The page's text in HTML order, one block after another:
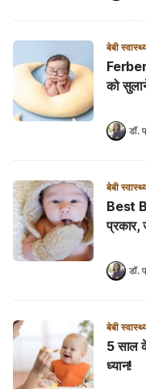
बेबी
को
डॉ.
बेबी
Best
प्रकार,
डॉ.
बेबी
5 साल
ध्यान!